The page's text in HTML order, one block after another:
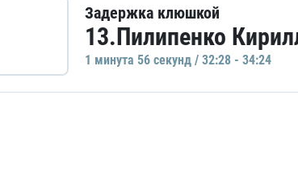
Задержка клюшкой
13.Пилипенко
1 минутa 56 секунд / 32:28 - 34:24